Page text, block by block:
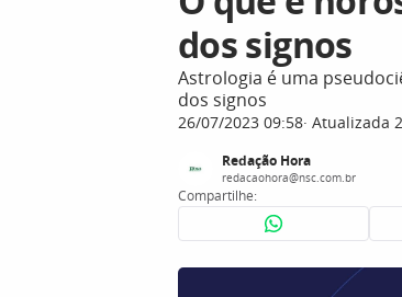
dos signos
Astrologia é uma
dos signos
26/07/2023 09:58 Atualizada
Redação Hora
redacaohora@nsc.com.br
Compartilhe: